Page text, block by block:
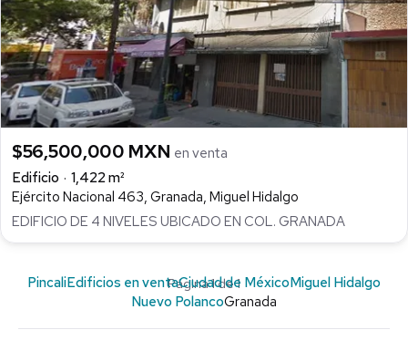
$56,500,000 MXN en venta
Edificio
1,422 m²
Ejército Nacional 463, Granada, Miguel Hidalgo
EDIFICIO DE 4 NIVELES UBICADO EN COL. GRANADA
Página 1 de 1
PincaliEdificios en ventaCiudad de MéxicoMiguel Hidalgo
Nuevo PolancoGranada